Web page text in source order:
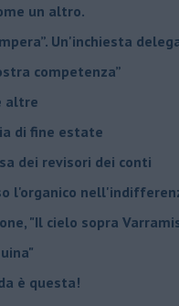
un altro.
Un'inchiesta
competenza”
altre
di fine estate
dei revisori dei conti
l'organico
"Il cielo sopra
è questa!